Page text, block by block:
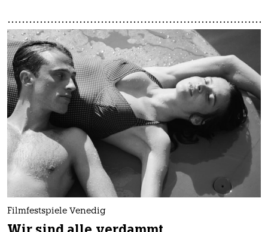
Filmfestspiele Venedig